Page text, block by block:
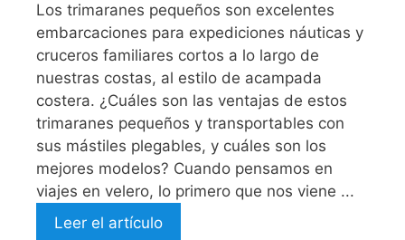
Los trimaranes pequeños son excelentes
embarcaciones para expediciones náuticas y
cruceros familiares cortos a lo largo de
nuestras costas, al estilo de acampada
costera. ¿Cuáles son las ventajas de estos
trimaranes pequeños y transportables con
sus mástiles plegables, y cuáles son los
mejores modelos? Cuando pensamos en
viajes en velero, lo primero que nos viene ...
Leer el artículo